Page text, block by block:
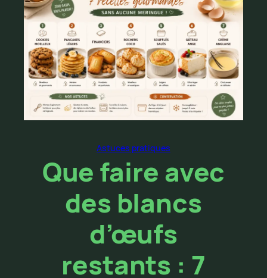
Astuces pratiques
Que faire avec
des blancs
d’œufs
restants : 7